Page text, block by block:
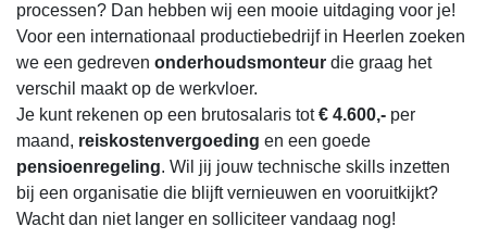
processen? Dan hebben wij een mooie uitdaging voor je!
Voor een internationaal productiebedrijf in Heerlen zoeken
we een gedreven onderhoudsmonteur die graag het
verschil maakt op de werkvloer.
Je kunt rekenen op een brutosalaris tot€ 4.600,- per
maand, reiskostenvergoeding en een goede
pensioenregeling. Wil jij jouw technische skills inzetten
bij een organisatie die blijft vernieuwen en vooruitkijkt?
Wacht dan niet langer en solliciteer vandaag nog!